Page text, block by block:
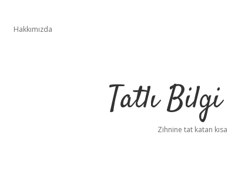
Hakkımızda
Tatlı
Zihnine tat katan